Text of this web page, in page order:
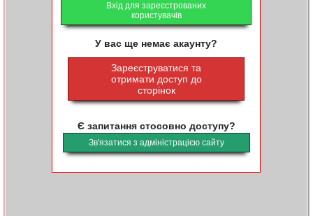
Вхід для зареєстрованих
користувачів
У вас ще немає акаунту?
Зареєструватися та
отримати доступ до
сторінок
Є запитання стосовно доступу?
Зв'язатися з адміністрацією сайту